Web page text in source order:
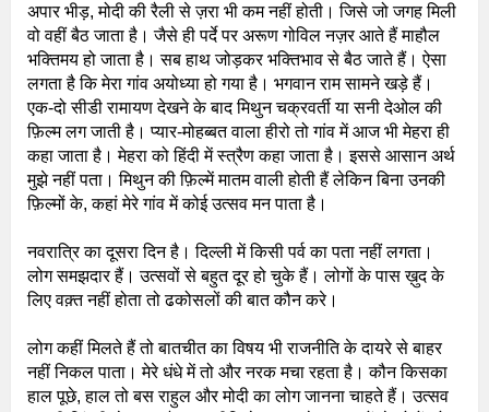
अपार भीड़, मोदी की रैली से ज़रा भी कम नहीं होती। जिसे जो जगह मिली
वो वहीं बैठ जाता है। जैसे ही पर्दे पर अरूण गोविल नज़र आते हैं माहौल
भक्तिमय हो जाता है। सब हाथ जोड़कर भक्तिभाव से बैठ जाते हैं। ऐसा
लगता है कि मेरा गांव अयोध्या हो गया है। भगवान राम सामने खड़े हैं।
एक-दो सीडी रामायण देखने के बाद मिथुन चक्रवर्ती या सनी देओल की
फ़िल्म लग जाती है। प्यार-मोहब्बत वाला हीरो तो गांव में आज भी मेहरा ही
कहा जाता है। मेहरा को हिंदी में स्त्रैण कहा जाता है। इससे आसान अर्थ
मुझे नहीं पता। मिथुन की फ़िल्में मातम वाली होती हैं लेकिन बिना उनकी
फ़िल्मों के, कहां मेरे गांव में कोई उत्सव मन पाता है।
नवरात्रि का दूसरा दिन है। दिल्ली में किसी पर्व का पता नहीं लगता।
लोग समझदार हैं। उत्सवों से बहुत दूर हो चुके हैं। लोगों के पास ख़ुद के
लिए वक़्त नहीं होता तो ढकोसलों की बात कौन करे।
लोग कहीं मिलते हैं तो बातचीत का विषय भी राजनीति के दायरे से बाहर
नहीं निकल पाता। मेरे धंधे में तो और नरक मचा रहता है। कौन किसका
हाल पूछे, हाल तो बस राहुल और मोदी का लोग जानना चाहते हैं। उत्सव